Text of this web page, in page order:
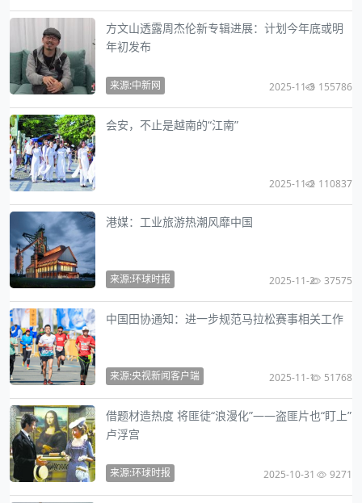
方文山透露周杰伦新专辑进展：计划今年底或明
年初发布
来源:中新网 2025-11-3 155786
会安，不止是越南的“江南”
2025-11-2 110837
港媒：工业旅游热潮风靡中国
来源:环球时报 2025-11-2 37575
中国田协通知：进一步规范马拉松赛事相关工作
来源:央视新闻客户端 2025-11-1 51768
借题材造热度 将匪徒“浪漫化”——盗匪片也“盯上”
卢浮宫
来源:环球时报 2025-10-31 9271